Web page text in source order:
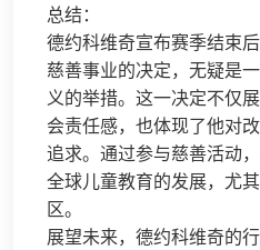
总结：
德约科维奇宣布赛季结束
慈善事业的决定，无疑是
义的举措。这一决定不仅
会责任感，也体现了他对
追求。通过参与慈善活动
全球儿童教育的发展，尤
区。
展望未来，德约科维奇的